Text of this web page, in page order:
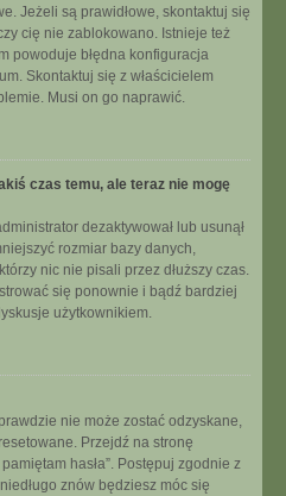
Jeżeli są prawidłowe, skontaktuj się
cię nie zablokowano. Istnieje też
powoduje błędna konfiguracja
Skontaktuj się z właścicielem
Musi on go naprawić.
czas temu, ale teraz nie mogę
dezaktywował lub usunął
rozmiar bazy danych,
nic nie pisali przez dłuższy czas.
się ponownie i bądź bardziej
użytkownikiem.
nie może zostać odzyskane,
Przejdź na stronę
hasła”. Postępuj zgodnie z
znów będziesz móc się